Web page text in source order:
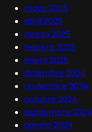
mayo 2025
abril 2025
marzo 2025
febrero 2025
enero 2025
diciembre 2024
noviembre 2024
octubre 2024
septiembre 2024
agosto 2024